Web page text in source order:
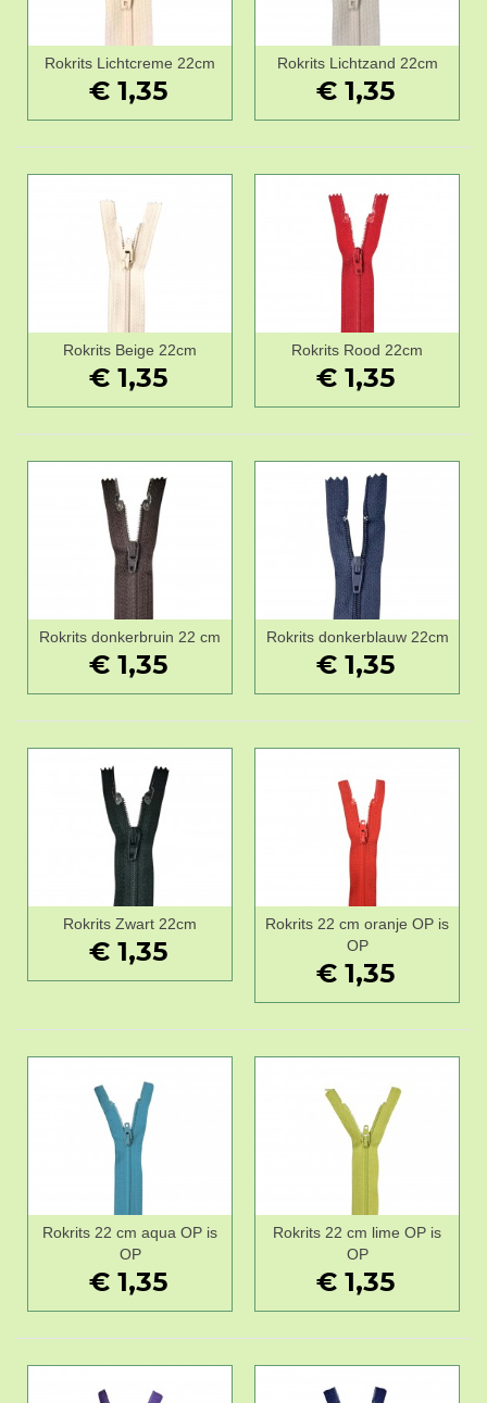
Rokrits Lichtcreme 22cm
€ 1,35
Rokrits Lichtzand 22cm
€ 1,35
Rokrits Beige 22cm
€ 1,35
Rokrits Rood 22cm
€ 1,35
Rokrits donkerbruin 22 cm
€ 1,35
Rokrits donkerblauw 22cm
€ 1,35
Rokrits Zwart 22cm
€ 1,35
Rokrits 22 cm oranje OP is
OP
€ 1,35
Rokrits 22 cm aqua OP is
OP
€ 1,35
Rokrits 22 cm lime OP is
OP
€ 1,35